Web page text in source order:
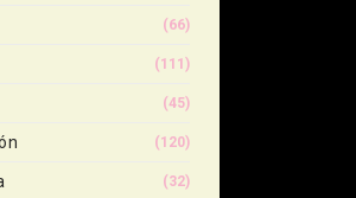
(66)
(111)
(45)
(120)
(32)